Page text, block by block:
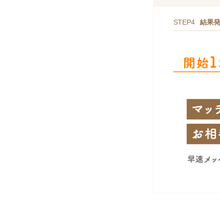
STEP4 結果